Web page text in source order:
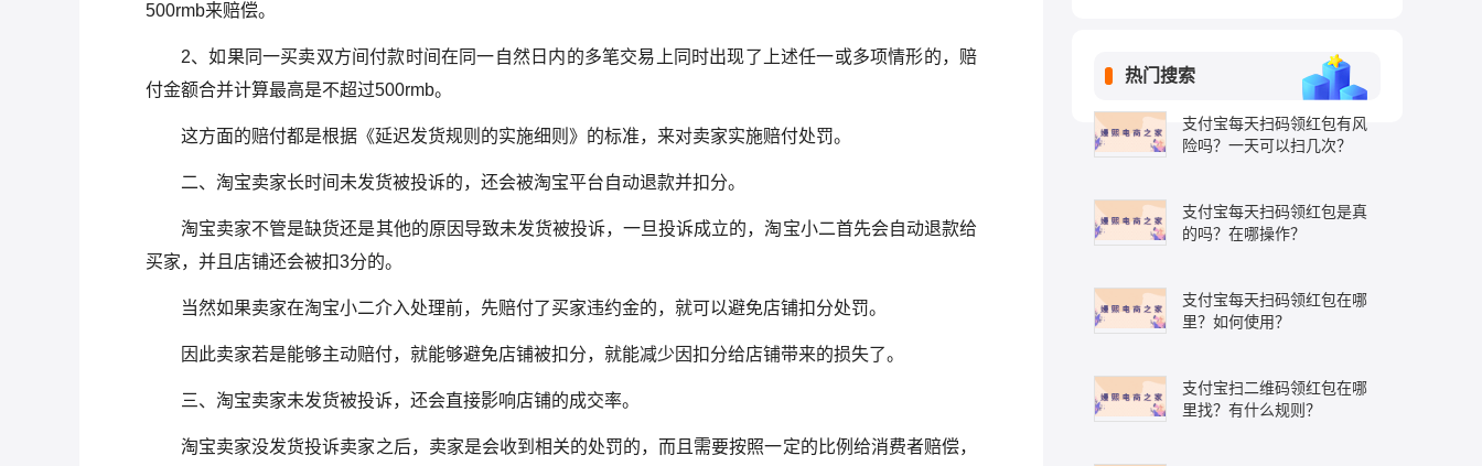
500rmb来赔偿。
2、如果同一买卖双方间付款时间在同一自然日内的多笔交易上同时出现了上述任一或多项情形的，赔
付金额合并计算最高是不超过500rmb。
这方面的赔付都是根据《延迟发货规则的实施细则》的标准，来对卖家实施赔付处罚。
二、淘宝卖家长时间未发货被投诉的，还会被淘宝平台自动退款并扣分。
淘宝卖家不管是缺货还是其他的原因导致未发货被投诉，一旦投诉成立的，淘宝小二首先会自动退款给
买家，并且店铺还会被扣3分的。
当然如果卖家在淘宝小二介入处理前，先赔付了买家违约金的，就可以避免店铺扣分处罚。
因此卖家若是能够主动赔付，就能够避免店铺被扣分，就能减少因扣分给店铺带来的损失了。
三、淘宝卖家未发货被投诉，还会直接影响店铺的成交率。
淘宝卖家没发货投诉卖家之后，卖家是会收到相关的处罚的，而且需要按照一定的比例给消费者赔偿，
热门搜索
支付宝每天扫码领红包有风
险吗？一天可以扫几次？
支付宝每天扫码领红包是真
的吗？在哪操作？
支付宝每天扫码领红包在哪
里？如何使用？
支付宝扫二维码领红包在哪
里找？有什么规则？